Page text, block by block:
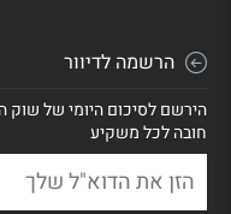
הרשמה לדיוור
הירשם לסיכום היומי של שוק
חובה לכל משקיע